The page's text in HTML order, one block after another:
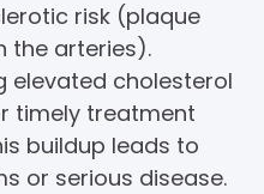
risk (plaque
the arteries).
elevated cholesterol
timely treatment
buildup leads to
or serious disease.